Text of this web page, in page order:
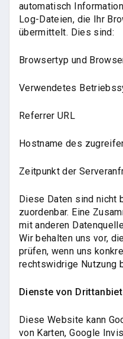
automatisch
Log-Dateien, die Ihr
übermittelt. Dies sind:
Browsertyp und
Verwendetes
Referrer URL
Hostname des
Zeitpunkt der
Diese Daten sind nicht
zuordenbar. Eine
mit anderen
Wir behalten uns vor,
prüfen, wenn uns
rechtswidrige Nutzung
Dienste von
Diese Website kann
von Karten, Google